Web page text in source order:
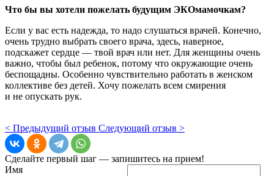
Что бы вы хотели пожелать будущим ЭКОмамочкам?
Если у вас есть надежда, то надо слушаться врачей. Конечно,
очень трудно выбрать своего врача, здесь, наверное,
подскажет сердце — твой врач или нет. Для женщины очень
важно, чтобы был ребенок, потому что окружающие очень
беспощадны. Особенно чувствительно работать в женском
коллективе без детей. Хочу пожелать всем смирения
и не опускать рук.
< Предыдущий отзыв Следующий отзыв >
Сделайте первый шаг — запишитесь на прием!
Имя